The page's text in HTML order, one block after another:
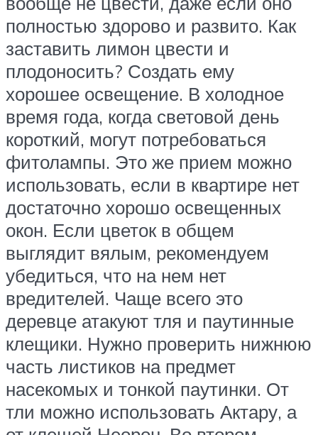
полностью здорово и развито. Как
заставить лимон цвести и
плодоносить? Создать ему
хорошее освещение. В холодное
время года, когда световой день
короткий, могут потребоваться
фитолампы. Это же прием можно
использовать, если в квартире нет
достаточно хорошо освещенных
окон. Если цветок в общем
выглядит вялым, рекомендуем
убедиться, что на нем нет
вредителей. Чаще всего это
деревце атакуют тля и паутинные
клещики. Нужно проверить нижнюю
часть листиков на предмет
насекомых и тонкой паутинки. От
тли можно использовать Актару, а